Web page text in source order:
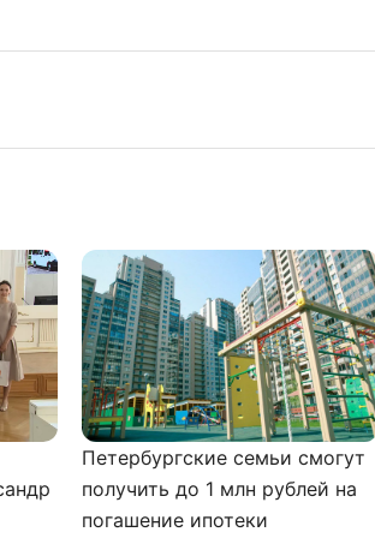
Петербургские семьи смогут
получить до 1 млн рублей на
погашение ипотеки